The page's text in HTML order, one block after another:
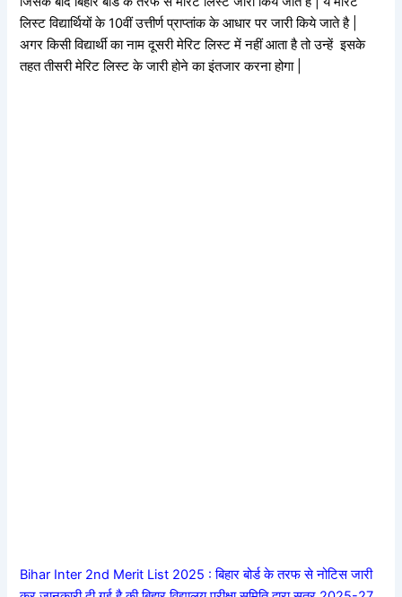
लिस्ट विद्यार्थियों के 10वीं उत्तीर्ण प्राप्तांक के आधार पर जारी किये जाते है |
अगर किसी विद्यार्थी का नाम दूसरी मेरिट लिस्ट में नहीं आता है तो उन्हें इसके
तहत तीसरी मेरिट लिस्ट के जारी होने का इंतजार करना होगा |
Bihar Inter 2nd Merit List 2025 : बिहार बोर्ड के तरफ से नोटिस जारी